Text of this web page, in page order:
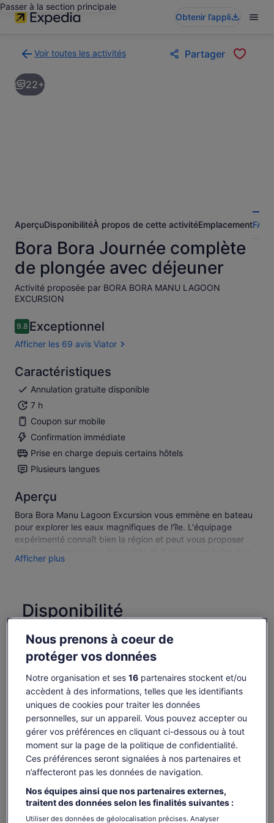
Passer à la section principale
Obtenir l’appli
Voir toutes les activités
à
la
page
Partager
22+
AperçuDisponibilitéÀ propos de cette activitéEmplacementFAQ
Bora Bora Journée complète
de plongée avec déjeuner
Activité proposée par BORA BORA MANU LAGOON
EXCURSION
9.89.8 sur 10
Exceptionnel
Afficher les 69 avis Viator
Caractéristiques
Annulation gratuite disponible
7 h
Coupon sur mobile
Confirmation immédiate
Prise en charge depuis certains hôtels
Plusieurs langues
Aperçu
Bora Bora Manu Lagoon Excursion vous emmène en bateau
pour explorer les eaux magnifiques de l'île. L'équipage
expérimenté connaît bien la région et peut vous proposer
la plongée avec tuba, la baignade et vous permettre
les motus environnants tout en voyageant avec style avec
Le Motu Fanfan est un endroit très populaire à Bora-Bora,
offrant un cadre idyllique avec sa grande plage de sable
blanc, l'eau turquoise dans ses environs.
Il y a des transats, des abris locaux, des tables et des
chaises sur la plage, des toilettes à votre disposition.
Afficher plus
Disponibilité
Modifier les dates
Modifier
dates
dim. 9 août
-
lun. 10 août
126 €
mar. 11 août
126 € 126 €
Le
prix
est
de 126 €.
par
adulte
126 €
taxes et frais compris
par adulte
Voir les billets
Il est possible que le contenu de cette page
provienne d’une traduction automatique.
Afficher le texte d’origine (anglais)
Donner mon avis sur cette traductionS’ouvre
dans
un
onglet.
Itinéraire de l’activité
Nous prenons à coeur de
protéger vos données
Notre organisation et ses 16partenaires stockent et/ou
accèdent à des informations, telles que les identifiants
uniques de cookies pour traiter les données
personnelles, sur un appareil. Vous pouvez accepter ou
gérer vos préférences en cliquant ci-dessous ou à tout
moment sur la page de la politique de confidentialité.
Ces préférences seront signalées à nos partenaires et
n’affecteront pas les données de navigation.
Nos équipes ainsi que nos partenaires externes,
traitent des données selon les finalités suivantes :
Utiliser des données de géolocalisation précises. Analyser